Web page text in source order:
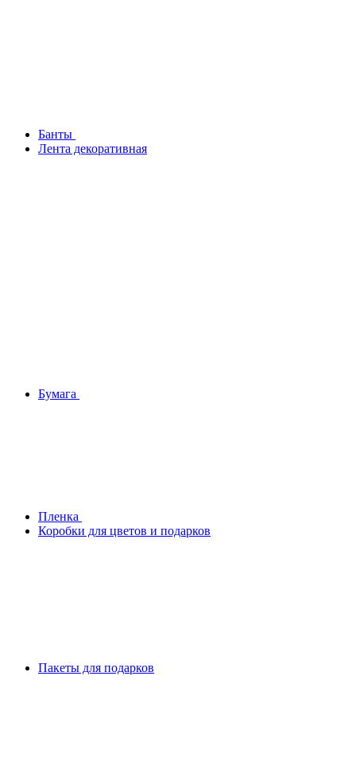
Банты
Лента декоративная
Бумага
Плeнка
Коробки для цветов и подарков
Пакеты для подарков